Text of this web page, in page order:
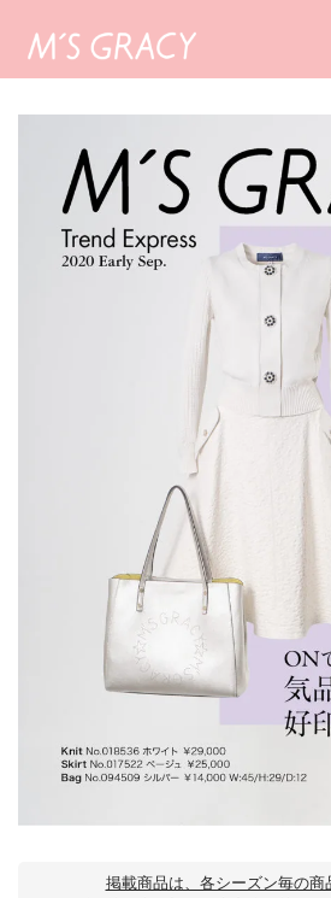
掲載商品は、各シーズン毎の商